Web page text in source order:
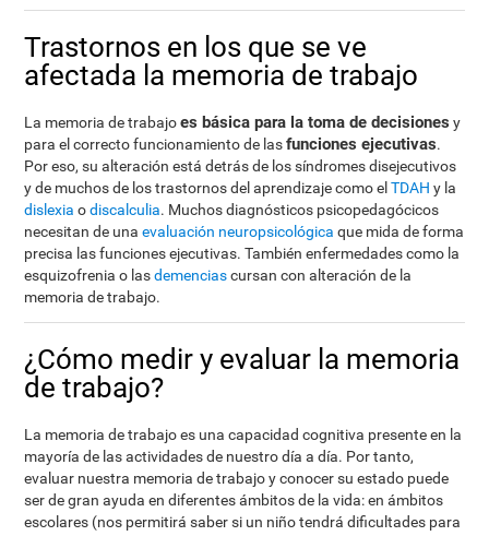
Trastornos en los que se ve
afectada la memoria de trabajo
La memoria de trabajoes básica para la toma de decisiones y
para el correcto funcionamiento de lasfunciones ejecutivas.
Por eso, su alteración está detrás de los síndromes disejecutivos
y de muchos de los trastornos del aprendizaje como elTDAH y la
dislexia odiscalculia. Muchos diagnósticos psicopedagócicos
necesitan de unaevaluación neuropsicológica que mida de forma
precisa las funciones ejecutivas. También enfermedades como la
esquizofrenia o lasdemenciascursan con alteración de la
memoria de trabajo.
¿Cómo medir y evaluar la memoria
de trabajo?
La memoria de trabajo es una capacidad cognitiva presente en la
mayoría de las actividades de nuestro día a día. Por tanto,
evaluar nuestra memoria de trabajo y conocer su estado puede
ser de gran ayuda en diferentes ámbitos de la vida: en ámbitos
escolares (nos permitirá saber si un niño tendrá dificultades para